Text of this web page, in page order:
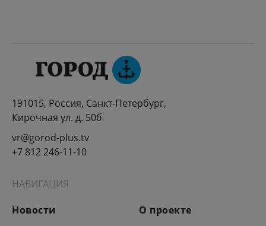
191015, Россия, Санкт-Петербург,
Кирочная ул. д. 50б
vr@gorod-plus.tv
+7 812 246-11-10
НАВИГАЦИЯ
Новости
О проекте